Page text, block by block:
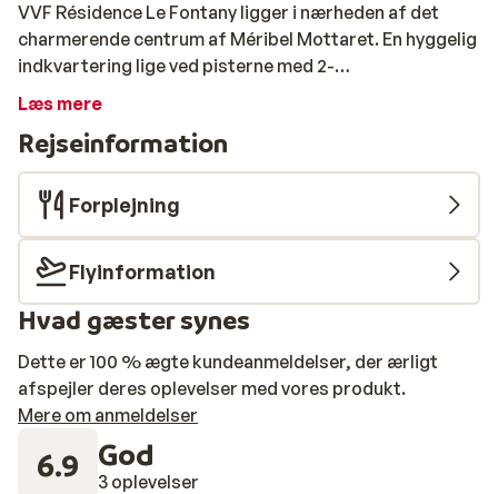
VVF Résidence Le Fontany ligger i nærheden af det
charmerende centrum af Méribel Mottaret. En hyggelig
indkvartering lige ved pisterne med 2-
værelseslejligheder der kan rumme op til 4 personer.
er nok sne kan du stå på ski helt til hoveddøren.
Lejlighederne er pænt indrettet med en stue,
soveværelse og et dejligt badeværelse. Efter en aktiv
dag er der masser af restauranter i Méribel, hvor du
kan tage plads og nyde et lækkert måltid eller en dejlig
drink. VVF Résidence Le Fontany anbefales til familier,
som vil bo i hyggelige lejligheder under skiferien.
Læs mere
Rejseinformation
Forplejning
Flyinformation
Hvad gæster synes
Dette er 100 % ægte kundeanmeldelser, der ærligt
afspejler deres oplevelser med vores produkt.
Mere om anmeldelser
6.9 God
3 oplevelser